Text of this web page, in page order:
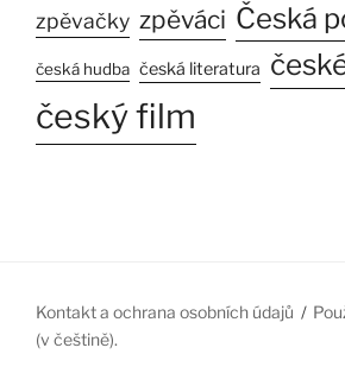
zpěvačky zpěváci Česká
česká hudba česká literatura
český film
Kontakt a ochrana osobních údajů
(v češtině).